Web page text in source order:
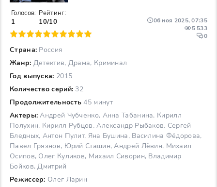
Страна: Россия
Жанр: Детектив, Драма, Криминал
Год выпуска: 2015
Количество серий: 32
Продолжительность 45 минут
Актеры: Андрей Чубченко, Анна Табанина, Кирилл
Полухин, Кирилл Рубцов, Александр Рыбаков, Сергей
Бледных, Антон Пулит, Яна Бушина, Василина Фёдорова,
Павел Грязнов, Юрий Сташин, Андрей Лёвин, Михаил
Осипов, Олег Куликов, Михаил Сиворин, Владимир
Бойков, Дмитрий
Режиссер: Олег Ларин
06 ноя 2025, 07:35
5 533
0
Голосов:
1
Рейтинг:
10/10
7 8 9 10